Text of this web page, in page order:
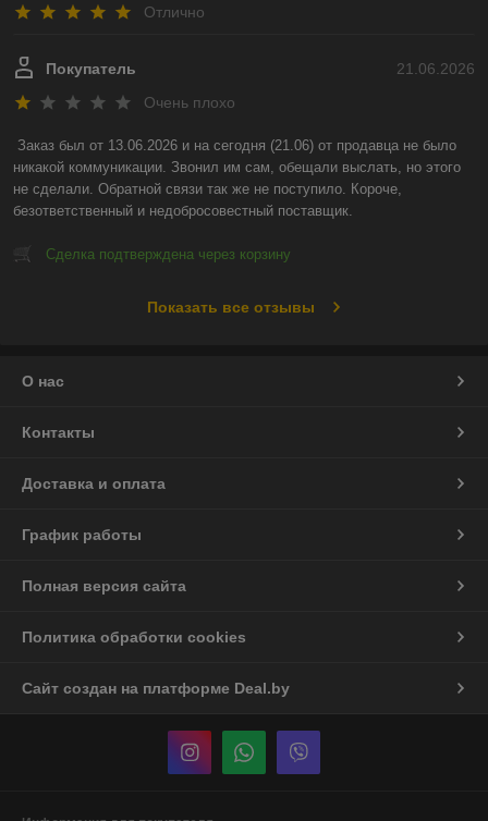
Отлично
21.06.2026
Покупатель
Очень плохо
Заказ был от 13.06.2026 и на сегодня (21.06) от продавца не было
никакой коммуникации. Звонил им сам, обещали выслать, но этого
не сделали. Обратной связи так же не поступило. Короче,
безответственный и недобросовестный поставщик.
Сделка подтверждена через корзину
Показать все отзывы
О нас
Контакты
Доставка и оплата
График работы
Полная версия сайта
Политика обработки cookies
Сайт создан на платформе Deal.by